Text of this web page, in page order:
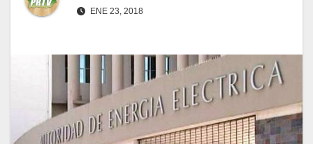
ENE 23, 2018